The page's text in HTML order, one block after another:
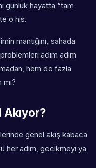
günlük hayatta “tam
o his.
mantığını, sahada
adım adım
hem de fazla
Akıyor?
genel akış kabaca
her adım, gecikmeyi ya